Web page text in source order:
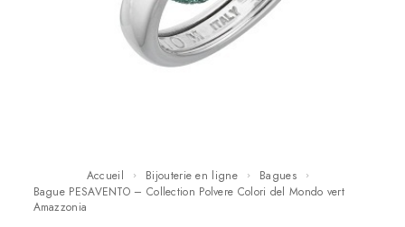
Accueil Bijouterie en ligne
Bagues
Bague PESAVENTO – Collection Polvere Colori del Mondo vert
Amazzonia